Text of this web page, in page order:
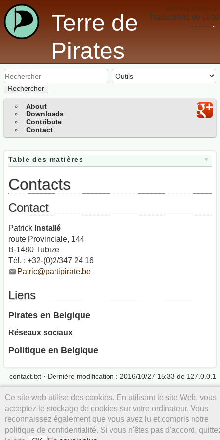
Aller au contenu
Terre de
Pirates
Rechercher
Traductions de cette
page: fr
About
Downloads
Contribute
Contact
Table des matières
Contacts
Contact
Patrick Installé
route Provinciale, 144
B-1480 Tubize
Tél. : +32-(0)2/347 24 16
Patric@partipirate.be
Liens
Pirates en Belgique
Réseaux sociaux
Politique en Belgique
Ce site web utilise des cookies. En utilisant le site Web, vous
acceptez le stockage de cookies sur votre ordinateur. Vous
reconnaissez également que vous avez lu et compris notre
politique de confidentialité. Si vous n'êtes pas d'accord,
contact.txt · Dernière modification : 2016/10/27 15:33 de 127.0.0.1
Sauf mention contraire, le contenu de ce wiki est placé sous les
termes de la licence suivante :
CC Attribution-Noncommercial 4.0